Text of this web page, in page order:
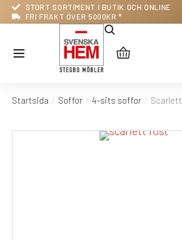
STORT SORTIMENT I BUTIK OCH ONLINE
FRI FRAKT ÖVER 5000KR *
Du är här:
Startsida Soffor 4-sits soffor Scarlett